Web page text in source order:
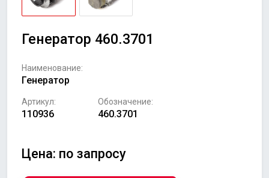
Генератор 460.3701
Наименование:
Генератор
Артикул:
110936
Обозначение:
460.3701
Цена: по запросу